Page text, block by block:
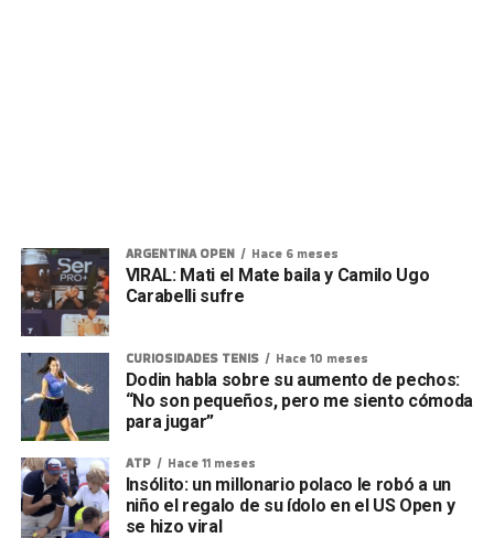
ARGENTINA OPEN Hace 6 meses
VIRAL: Mati el Mate baila y Camilo Ugo
Carabelli sufre
CURIOSIDADES TENIS Hace 10 meses
Dodin habla sobre su aumento de pechos:
“No son pequeños, pero me siento cómoda
para jugar”
ATP Hace 11 meses
Insólito: un millonario polaco le robó a un
niño el regalo de su ídolo en el US Open y
se hizo viral